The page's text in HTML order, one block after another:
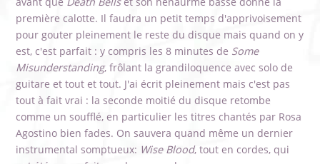
première calotte. Il faudra un petit temps d'apprivoisement
pour gouter pleinement le reste du disque mais quand on y
est, c'est parfait : y compris les 8 minutes de Some
Misunderstanding, frôlant la grandiloquence avec solo de
guitare et tout et tout. J'ai écrit pleinement mais c'est pas
tout à fait vrai : la seconde moitié du disque retombe
comme un soufflé, en particulier les titres chantés par Rosa
Agostino bien fades. On sauvera quand même un dernier
instrumental somptueux: Wise Blood, tout en cordes, qui